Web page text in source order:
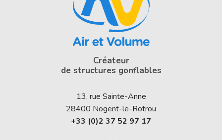
Créateur
de structures gonflables
13, rue Sainte-Anne
28400 Nogent-le-Rotrou
+33 (0)2 37 52 97 17